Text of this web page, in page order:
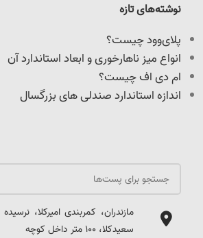
مازندران، کمربندی امیرکلا،
سعیدکلا، 100 متر داخل کوچه
نوشته‌های تازه
پلای‌وود چیست؟
انواع میز ناهارخوری و ابعاد استاندارد آن
ام دی اف چیست؟
اندازه استاندارد صندلی های بزرگسال